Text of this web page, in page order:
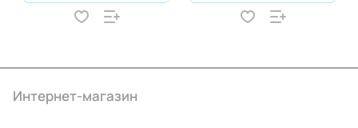
Интернет-магазин